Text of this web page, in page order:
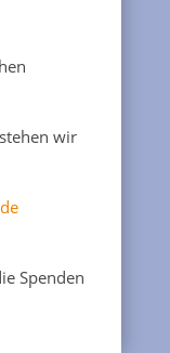
wir
Spenden